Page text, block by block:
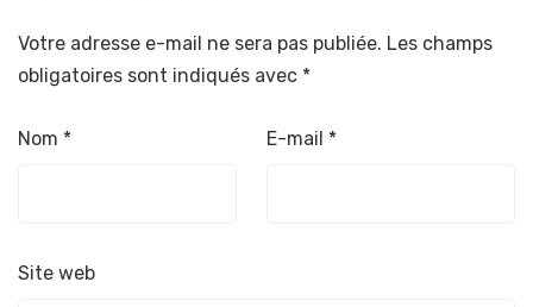
Votre adresse e-mail ne sera pas publiée. Les champs
obligatoires sont indiqués avec *
Nom * E-mail *
Site web